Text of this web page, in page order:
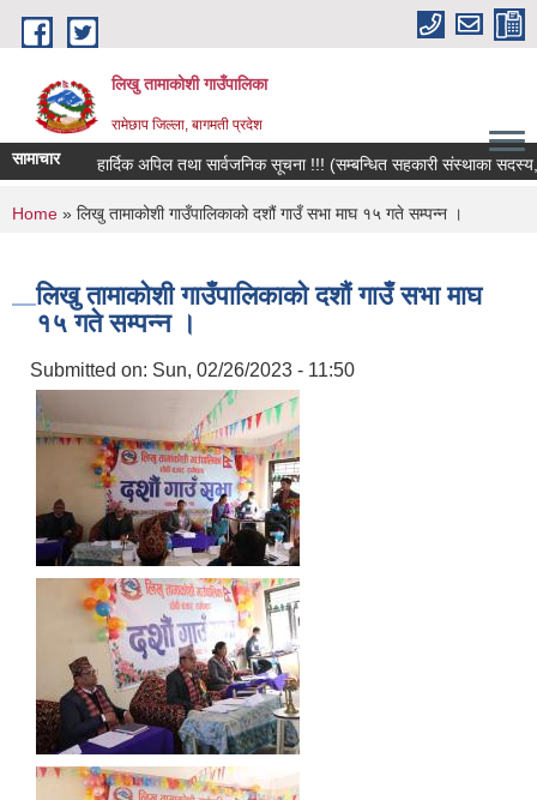
Skip to main content
लिखु तामाकोशी गाउँपालिका
रामेछाप जिल्ला, बागमती प्रदेश
सामाचारहार्दिक अपिल तथा सार्वजनिक सूचना !!! (सम्बन्धित सहकारी संस्थाका सदस्य,
You are here
Home » लिखु तामाकोशी गाउँपालिकाको दशौं गाउँ सभा माघ १५ गते सम्पन्न ।
लिखु तामाकोशी गाउँपालिकाको दशौं गाउँ सभा माघ
१५ गते सम्पन्न ।
Submitted on: Sun, 02/26/2023 - 11:50